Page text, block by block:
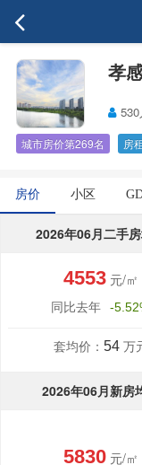
孝
城市房价第269名 房
房价 小区
2026年06月二手
4553 元/㎡
同比去年
-
套均价： 54 万
2026年06月新房
5830 元/㎡